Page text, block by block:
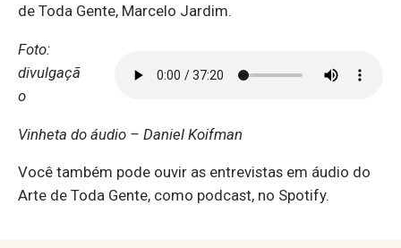
de Toda Gente, Marcelo Jardim.
Foto:
divulgaçã
o
Vinheta do áudio – Daniel Koifman
Você também pode ouvir as entrevistas em áudio do
Arte de Toda Gente, como podcast, no Spotify.